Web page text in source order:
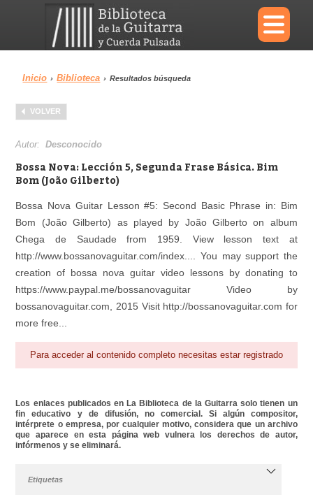
×
Menu
Biblioteca
Inicio › Biblioteca › Resultados búsqueda
VOLVER
Autor:Desconocido
Bossa Nova: Lección 5, Segunda Frase Básica. Bim
Bom (João Gilberto)
Bossa Nova Guitar Lesson #5: Second Basic Phrase in: Bim
Bom (João Gilberto) as played by João Gilberto on album
Chega de Saudade from 1959. View lesson text at
http://www.bossanovaguitar.com/index.... You may support the
creation of bossa nova guitar video lessons by donating to
https://www.paypal.me/bossanovaguitar Video by
bossanovaguitar.com, 2015 Visit http://bossanovaguitar.com for
more free...
Para acceder al contenido completo necesitas estar registrado
Los enlaces publicados en La Biblioteca de la Guitarra solo tienen un
fin educativo y de difusión, no comercial. Si algún compositor,
intérprete o empresa, por cualquier motivo, considera que un archivo
que aparece en esta página web vulnera los derechos de autor,
infórmenos y se eliminará.
Etiquetas